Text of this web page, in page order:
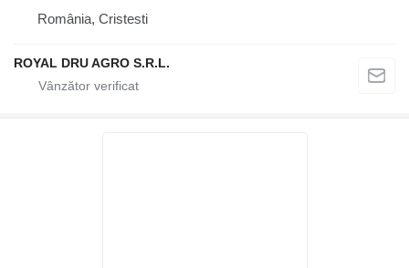
România, Cristesti
ROYAL DRU AGRO S.R.L.